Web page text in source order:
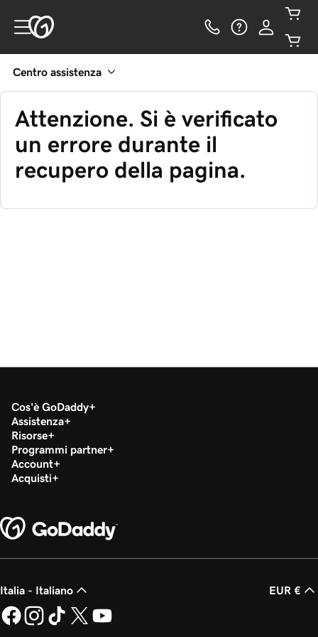
Centro assistenza
Attenzione. Si è verificato
un errore durante il
recupero della pagina.
Cos'è GoDaddy
Assistenza
Risorse
Programmi partner
Account
Acquisti
Italia - Italiano EUR €